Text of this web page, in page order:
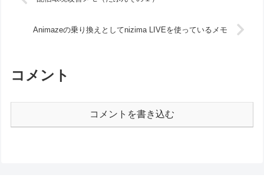
Animazeの乗り換えとしてnizima LIVEを使っているメモ
コメント
コメントを書き込む